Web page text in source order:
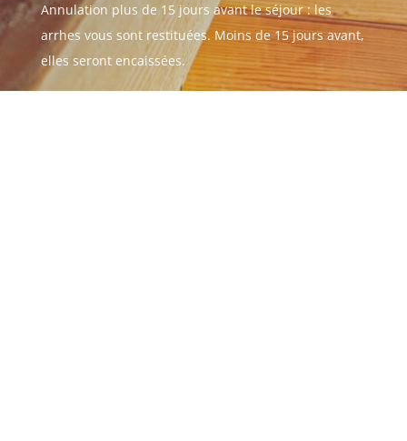
Annulation plus de 15 jours avant le séjour : les
arrhes vous sont restituées. Moins de 15 jours avant,
elles seront encaissées.